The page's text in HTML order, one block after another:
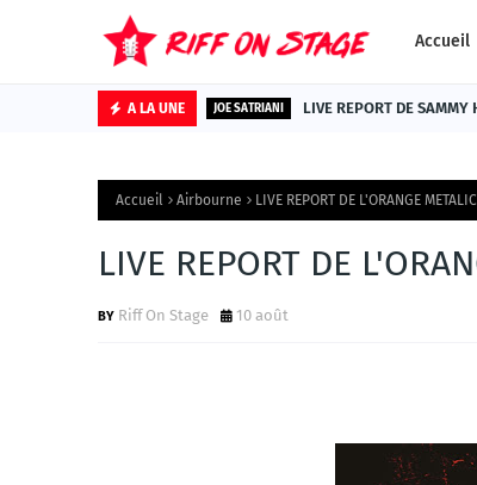
Accueil
A LA UNE JOE SATRIANI LIVE REPORT DE
Accueil Airbourne LIVE REPORT DE L'ORANGE
LIVE REPORT DE
Riff On Stage 10 août